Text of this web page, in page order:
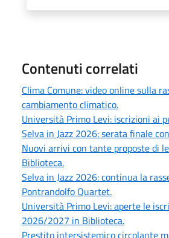
Contenuti correlati
Clima Comune: video online sulla
cambiamento climatico.
Università Primo Levi: iscrizioni ai
Selva in Jazz 2026: serata finale
Nuovi arrivi con tante proposte di
Biblioteca.
Selva in Jazz 2026: continua la
Pontrandolfo Quartet.
Università Primo Levi: aperte le
2026/2027 in Biblioteca.
Prestito intersistemico circolante